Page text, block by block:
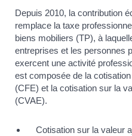
Depuis 2010, la contribution
remplace la taxe
biens mobiliers (TP), à
entreprises et les personnes
exercent une activité
est composée de la
(CFE) et la cotisation sur la
(CVAE).
Cotisation sur la valeur